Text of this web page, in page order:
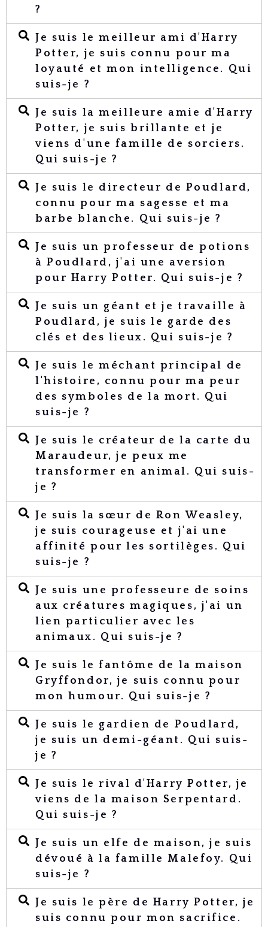
?
Je suis le meilleur ami d'Harry
Potter, je suis connu pour ma
loyauté et mon intelligence. Qui
suis-je ?
Je suis la meilleure amie d'Harry
Potter, je suis brillante et je
viens d'une famille de sorciers.
Qui suis-je ?
Je suis le directeur de Poudlard,
connu pour ma sagesse et ma
barbe blanche. Qui suis-je ?
Je suis un professeur de potions
à Poudlard, j'ai une aversion
pour Harry Potter. Qui suis-je ?
Je suis un géant et je travaille à
Poudlard, je suis le garde des
clés et des lieux. Qui suis-je ?
Je suis le méchant principal de
l'histoire, connu pour ma peur
des symboles de la mort. Qui
suis-je ?
Je suis le créateur de la carte du
Maraudeur, je peux me
transformer en animal. Qui suis-
je ?
Je suis la sœur de Ron Weasley,
je suis courageuse et j'ai une
affinité pour les sortilèges. Qui
suis-je ?
Je suis une professeure de soins
aux créatures magiques, j'ai un
lien particulier avec les
animaux. Qui suis-je ?
Je suis le fantôme de la maison
Gryffondor, je suis connu pour
mon humour. Qui suis-je ?
Je suis le gardien de Poudlard,
je suis un demi-géant. Qui suis-
je ?
Je suis le rival d'Harry Potter, je
viens de la maison Serpentard.
Qui suis-je ?
Je suis un elfe de maison, je suis
dévoué à la famille Malefoy. Qui
suis-je ?
Je suis le père de Harry Potter, je
suis connu pour mon sacrifice.